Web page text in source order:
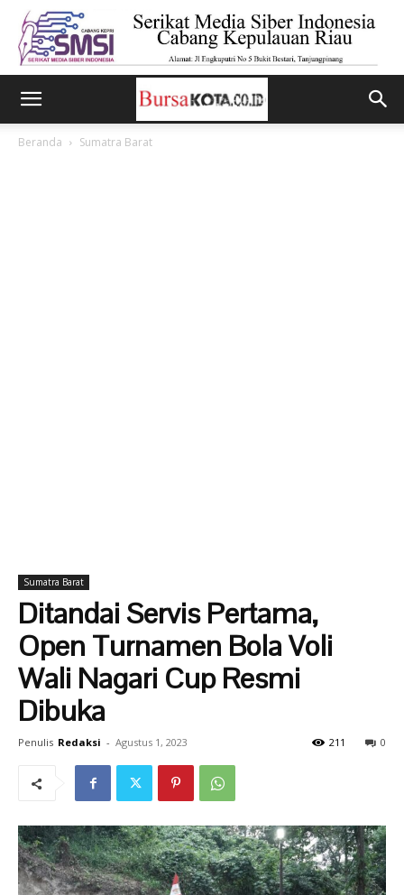
Beranda Sumatra Barat
Sumatra Barat
Ditandai Servis Pertama,
Open Turnamen Bola Voli
Wali Nagari Cup Resmi
Dibuka
Penulis Redaksi - Agustus 1, 2023 0
211